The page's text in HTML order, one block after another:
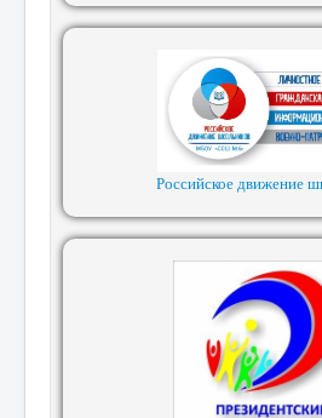
Российское движение